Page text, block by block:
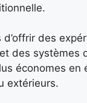
des
des systèmes
économes
extérieurs.